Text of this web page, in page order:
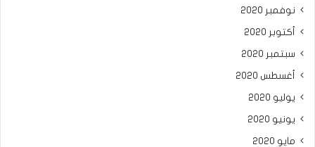
نوفمبر 2020
أكتوبر 2020
سبتمبر 2020
أغسطس 2020
يوليو 2020
يونيو 2020
مايو 2020